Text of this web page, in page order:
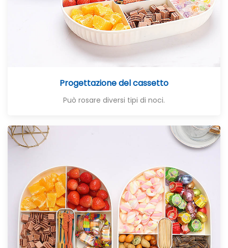
Progettazione del cassetto
Può rosare diversi tipi di noci.